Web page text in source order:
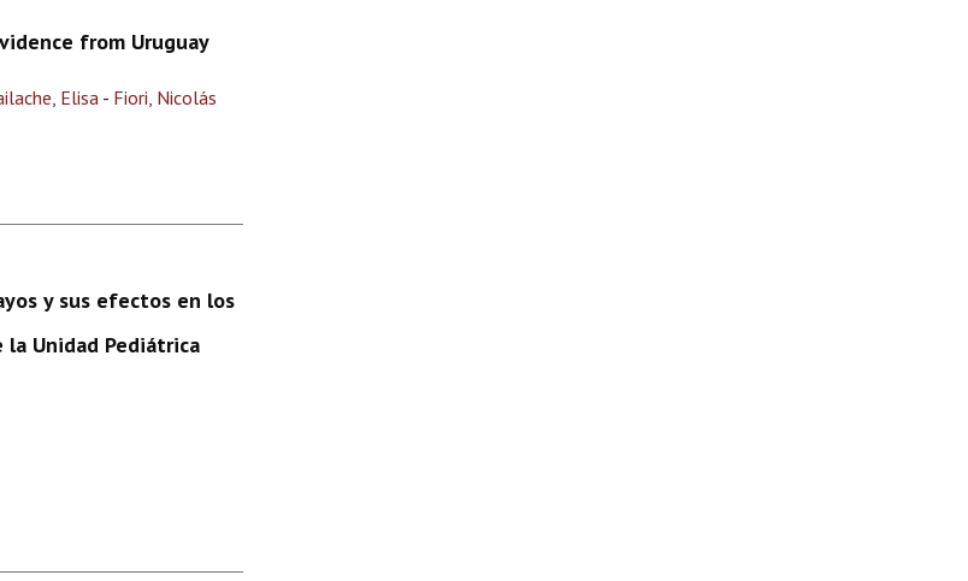
from Uruguay
Elisa- Fiori, Nicolás
y sus efectos en los
Unidad Pediátrica